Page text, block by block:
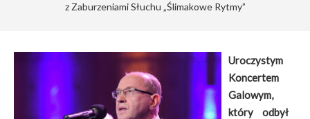
z Zaburzeniami Słuchu „Ślimakowe Rytmy”
Uroczystym
Koncertem
Galowym,
który odbył